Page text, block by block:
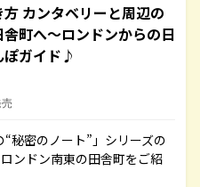
カンタベリーと周辺の
町へ～ロンドンからの日
ぽガイド♪
秘密のノート”」シリーズの
ンドン南東の田舎町をご紹